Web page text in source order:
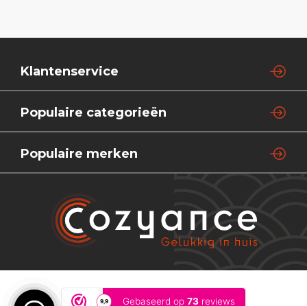
Klantenservice
Populaire categorieën
Populaire merken